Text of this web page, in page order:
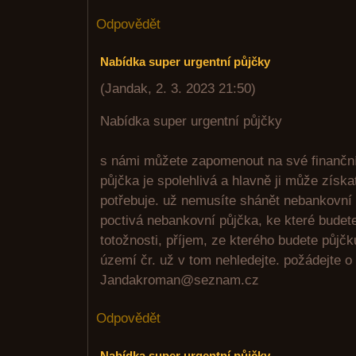
Odpovědět
Nabídka super urgentní půjčky
(Jandak, 2. 3. 2023 21:50)
Nabídka super urgentní půjčky
s námi můžete zapomenout na své
půjčka je spolehlivá a hlavně ji může
potřebuje. už nemusíte shánět
poctivá nebankovní půjčka, ke které
totožnosti, příjem, ze kterého budete
území čr. už v tom nehledejte. požádejte
Jandakroman@seznam.cz
Odpovědět